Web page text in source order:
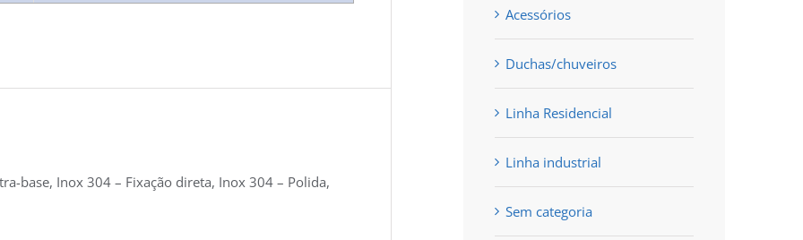
base, Inox 304 – Fixação direta, Inox 304 – Polida,
Acessórios
Duchas/chuveiros
Linha Residencial
Linha industrial
Sem categoria